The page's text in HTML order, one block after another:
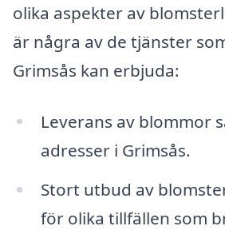
olika aspekter av
är några av de tjänster
Grimsås kan erbjuda:
Leverans av blommor
adresser i Grimsås.
Stort utbud av
för olika tillfällen som